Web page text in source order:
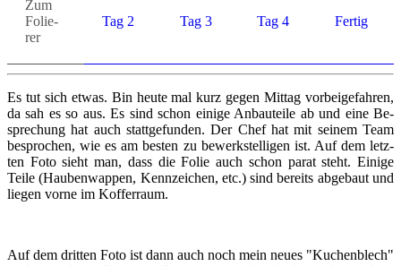
Zum
Fo­lie­
rer
Tag 2 Tag 3 Tag 4 Fer­tig
Es tut sich etwas. Bin heute mal kurz gegen Mit­tag vor­bei­ge­fah­ren,
da sah es so aus. Es sind schon ei­ni­ge An­bau­tei­le ab und eine Be­
spre­chung hat auch statt­ge­fun­den. Der Chef hat mit sei­nem Team
be­spro­chen, wie es am bes­ten zu be­werk­stel­li­gen ist. Auf dem letz­
ten Foto sieht man, dass die Folie auch schon parat steht. Ei­ni­ge
Teile (Hau­ben­wap­pen, Kenn­zei­chen, etc.) sind be­reits ab­ge­baut und
lie­gen vorne im Kof­fer­raum.
Auf dem drit­ten Foto ist dann auch noch mein neues "Ku­chen­blech"